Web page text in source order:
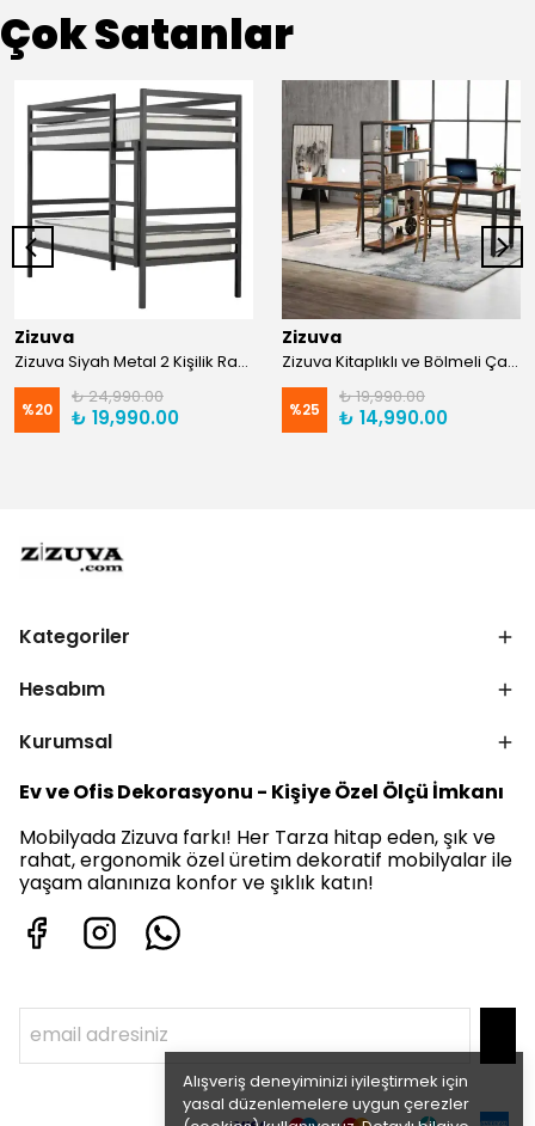
Alışveriş deneyiminizi iyileştirmek için
yasal düzenlemelere uygun çerezler
Çok Satanlar
Zizuva
Zizuva Siyah Metal 2 Kişilik Ranza | TR0011-F
%20
₺ 24,990.00
₺ 19,990.00
Zizuva
Zizuva Kitaplıklı ve Bölmeli Çalışma Masası | CM1021-F-Suntalam
%25
₺ 19,990.00
₺ 14,990.00
Kategoriler
Hesabım
Kurumsal
Ev ve Ofis Dekorasyonu - Kişiye Özel Ölçü İmkanı
Mobilyada Zizuva farkı! Her Tarza hitap eden, şık ve
rahat, ergonomik özel üretim dekoratif mobilyalar ile
yaşam alanınıza konfor ve şıklık katın!